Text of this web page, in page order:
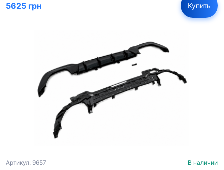
5625 грн Купить
Артикул: 9657 В наличии